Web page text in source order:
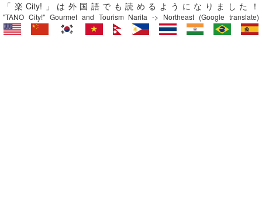
「楽City!」は外国語でも読めるようになりました！
"TANO City!" Gourmet and Tourism Narita -> Northeast (Google translate)